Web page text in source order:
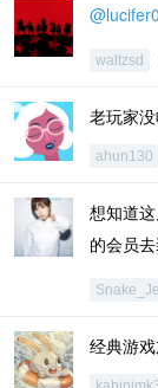
waltzsd
老玩家
ahun130
想知道
的会员
经典游